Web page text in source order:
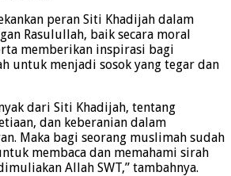
peran Siti Khadijah dalam
Rasulullah, baik secara moral
memberikan inspirasi bagi
untuk menjadi sosok yang tegar dan
dari Siti Khadijah, tentang
dan keberanian dalam
Maka bagi seorang muslimah sudah
membaca dan memahami sirah
Allah SWT,” tambahnya.